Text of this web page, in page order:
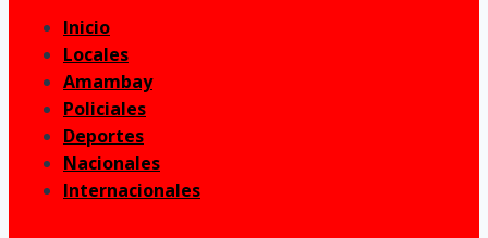
Menu
Inicio
Locales
Amambay
Policiales
Deportes
Nacionales
Internacionales